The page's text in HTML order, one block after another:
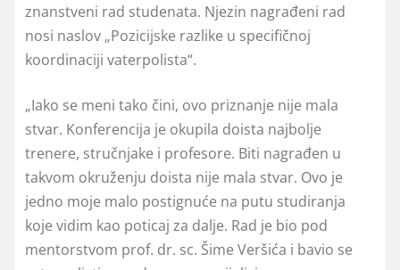
znanstveni rad studenata. Njezin nagrađeni rad
nosi naslov „Pozicijske razlike u specifičnoj
koordinaciji vaterpolista“.
„Iako se meni tako čini, ovo priznanje nije mala
stvar. Konferencija je okupila doista najbolje
trenere, stručnjake i profesore. Biti nagrađen u
takvom okruženju doista nije mala stvar. Ovo je
jedno moje malo postignuće na putu studiranja
koje vidim kao poticaj za dalje. Rad je bio pod
mentorstvom prof. dr. sc. Šime Veršića i bavio se